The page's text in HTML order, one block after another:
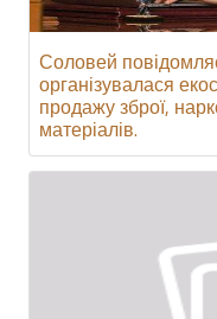
Соловей
організувалася
продажу зброї,
матеріалів.